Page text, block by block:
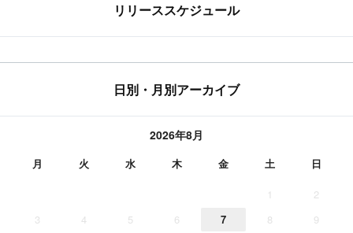
リリーススケジュール
日別・月別アーカイブ
2026年8月
月 火 水 木 金 土 日
1
2
3
4 5 6 7 8
9